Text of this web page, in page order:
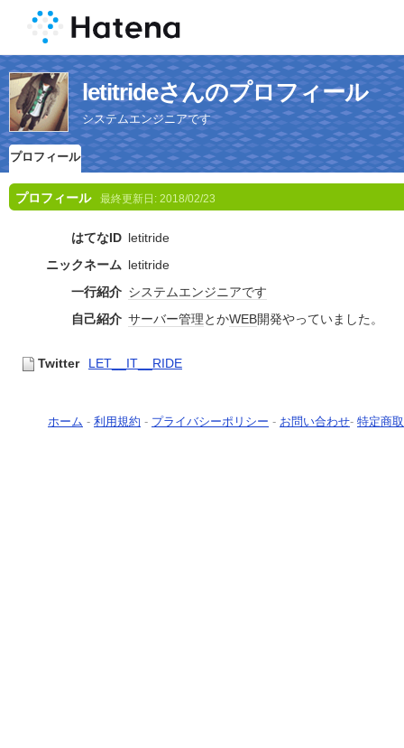
letitrideさんのプロフィール
システムエンジニアです
プロフィール
プロフィール 最終更新日: 2018/02/23
はてなID letitride
ニックネーム letitride
一行紹介 システムエンジニアです
自己紹介 サーバー管理とかWEB開発やっていました。
Twitter LET__IT__RIDE
ホーム - 利用規約 - プライバシーポリシー - お問い合わせ- 特定商